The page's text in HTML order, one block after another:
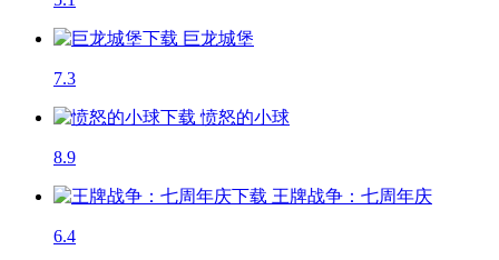
巨龙城堡
7.3
愤怒的小球
8.9
王牌战争：七周年庆
6.4